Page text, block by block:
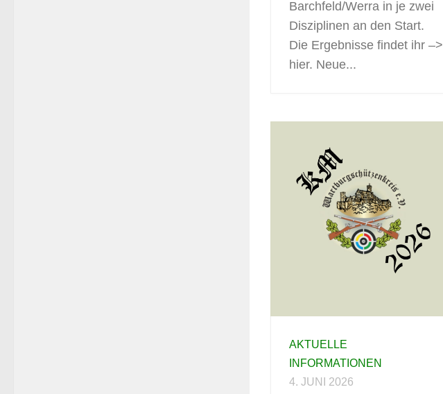
Barchfeld/Werra in je zwei
Disziplinen an den Start.
Die Ergebnisse findet ihr –>
hier. Neue...
AKTUELLE
INFORMATIONEN
4. JUNI 2026